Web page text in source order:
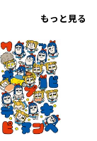
もっと見る